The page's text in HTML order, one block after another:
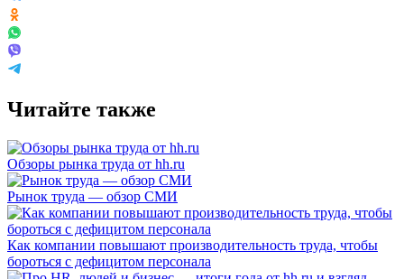
Читайте также
Обзоры рынка труда от hh.ru
Рынок труда — обзор СМИ
Как компании повышают производительность труда, чтобы
бороться с дефицитом персонала